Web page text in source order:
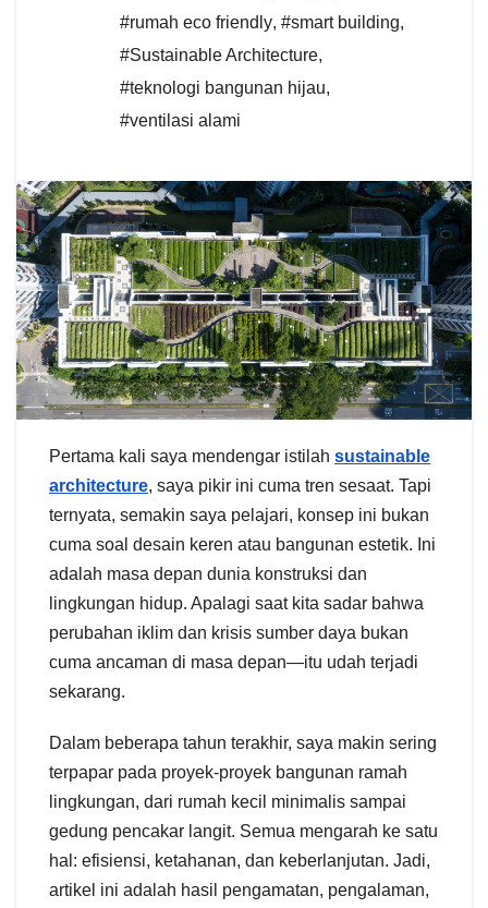
#rumah eco friendly, #smart building,
#Sustainable Architecture,
#teknologi bangunan hijau,
#ventilasi alami
Pertama kali saya mendengar istilah sustainable
architecture, saya pikir ini cuma tren sesaat. Tapi
ternyata, semakin saya pelajari, konsep ini bukan
cuma soal desain keren atau bangunan estetik. Ini
adalah masa depan dunia konstruksi dan
lingkungan hidup. Apalagi saat kita sadar bahwa
perubahan iklim dan krisis sumber daya bukan
cuma ancaman di masa depan—itu udah terjadi
sekarang.
Dalam beberapa tahun terakhir, saya makin sering
terpapar pada proyek-proyek bangunan ramah
lingkungan, dari rumah kecil minimalis sampai
gedung pencakar langit. Semua mengarah ke satu
hal: efisiensi, ketahanan, dan keberlanjutan. Jadi,
artikel ini adalah hasil pengamatan, pengalaman,